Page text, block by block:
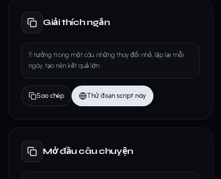
Giải thích ngắn
Ý tưởng trong một câu: những thay đổi nhỏ, lặp lại mỗi
ngày, tạo nên kết quả lớn.
Sao chép Thử đoạn script này
Mở đầu câu chuyện